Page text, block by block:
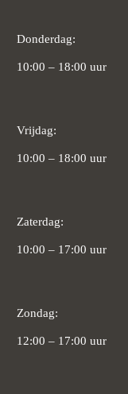
Donderdag:
10:00 – 18:00 uur
Vrijdag:
10:00 – 18:00 uur
Zaterdag:
10:00 – 17:00 uur
Zondag:
12:00 – 17:00 uur